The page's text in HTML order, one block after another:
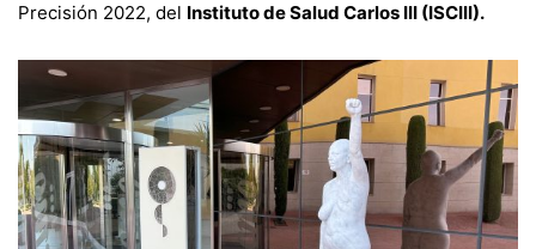
Precisión 2022, del Instituto de Salud Carlos III (ISCIII).